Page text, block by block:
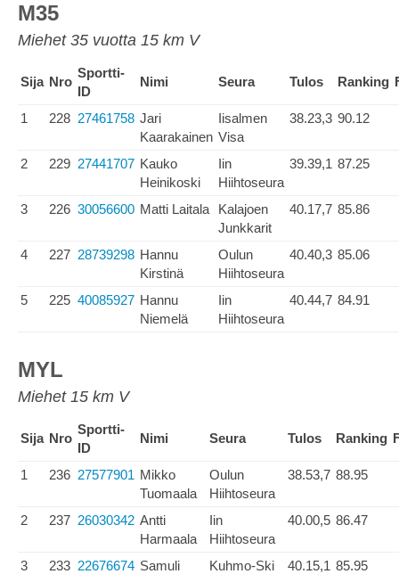
M35
Miehet 35 vuotta 15 km V
Sija Nro
Sportti-
ID
Nimi Seura Tulos Ranking
1 228 27461758 Jari
Kaarakainen
Iisalmen
Visa
38.23,3 90.12
2 229 27441707 Kauko
Heinikoski
Iin
Hiihtoseura
39.39,1 87.25
3 226 30056600 Matti Laitala
Kalajoen
Junkkarit
40.17,7 85.86
4 227 28739298 Hannu
Kirstinä
Oulun
Hiihtoseura
40.40,3 85.06
5 225 40085927 Hannu
Niemelä
Iin
Hiihtoseura
40.44,7 84.91
MYL
Miehet 15 km V
Sija Nro
Sportti-
ID
Nimi Seura Tulos Ranking
1 236 27577901 Mikko
Tuomaala
Oulun
Hiihtoseura
38.53,7 88.95
2 237 26030342 Antti
Harmaala
Iin
Hiihtoseura
40.00,5 86.47
3 233 22676674 Samuli
Kuhmo-Ski 40.15,1 85.95